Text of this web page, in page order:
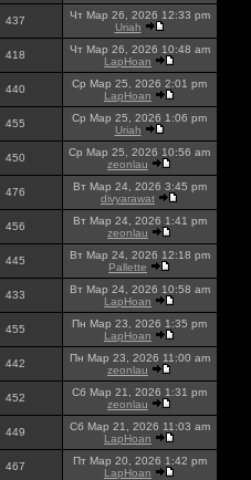
437
Чт Мар 26, 2026 12:33 pm
Uriah
418
Чт Мар 26, 2026 10:48 am
LapHoan
440
Ср Мар 25, 2026 2:01 pm
LapHoan
455
Ср Мар 25, 2026 1:06 pm
Uriah
450
Ср Мар 25, 2026 10:56 am
zeonlau
476
Вт Мар 24, 2026 3:45 pm
divyarawat
456
Вт Мар 24, 2026 1:41 pm
zeonlau
445
Вт Мар 24, 2026 12:18 pm
Pallette
433
Вт Мар 24, 2026 10:58 am
LapHoan
455
Пн Мар 23, 2026 1:35 pm
LapHoan
442
Пн Мар 23, 2026 11:00 am
zeonlau
452
Сб Мар 21, 2026 1:31 pm
zeonlau
449
Сб Мар 21, 2026 11:03 am
LapHoan
467
Пт Мар 20, 2026 1:42 pm
LapHoan